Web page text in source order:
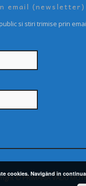
email (newsletter)
si stiri trimise prin
© PRIMARIA VADU
cookies. Navigând în